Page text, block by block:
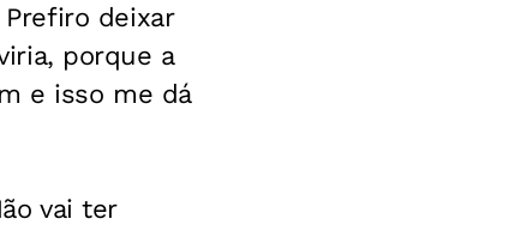
deixar
porque a
e isso me dá
vai ter